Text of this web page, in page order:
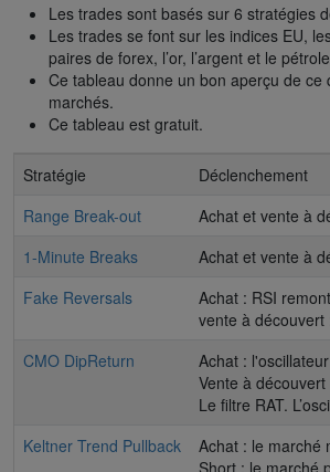
Les trades sont basés sur 6 stratégies
Les trades se font sur les indices EU,
paires de forex, l’or, l’argent et le
Ce tableau donne un bon aperçu de ce
marchés.
Ce tableau est gratuit.
Stratégie
Déclenchement
Range Break-out
Achat et vente à
1-Minute Breaks
Achat et vente à
Fake Reversals
Achat : RSI
vente à
CMO DipReturn
Achat :
Vente à
Le filtre RAT.
Keltner Trend Pullback
Achat : le marché
Short : le marché